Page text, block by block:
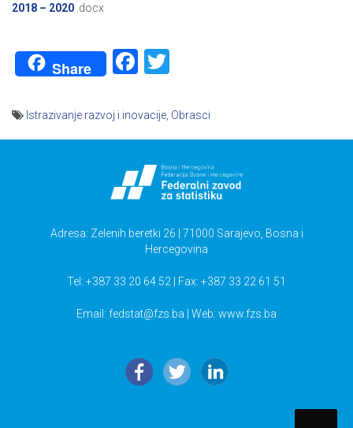
2018 – 2020 .docx
Share Facebook
Istrazivanje razvoj i inovacije Obrasci
Adresa: Zelenih beretki 26 | 71000 Sarajevo, Bosna i
Hercegovina
Tel: +387 33 20 64 52 | Fax: +387 33 22 61 51
Email: fedstat@fzs.ba | Web: www.fzs.ba